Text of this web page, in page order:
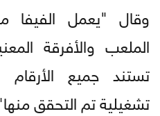
وقال "يعمل
الملعب والأفرقة
تستند جميع الأرقام
تشغيلية تم التحقق